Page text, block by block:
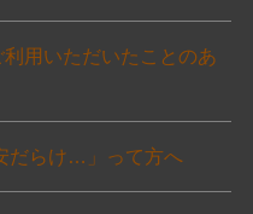
利用いただいたことのあ
だらけ…」って方へ